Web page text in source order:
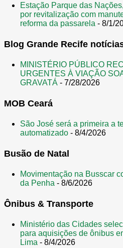
Estação Parque das
por revitalização com
reforma da passarela - 8/1/
Blog Grande Recife
MINISTÉRIO PÚBLICO
URGENTES À VIAÇÃO
GRAVATÁ - 7/28/2026
MOB Ceará
São José será a primeira a
automatizado - 8/4/2026
Busão de Natal
Movimentação na Busscar
da Penha - 8/6/2026
Ônibus & Transporte
Ministério das Cidades
para aquisições de ônibus
Lima - 8/4/2026